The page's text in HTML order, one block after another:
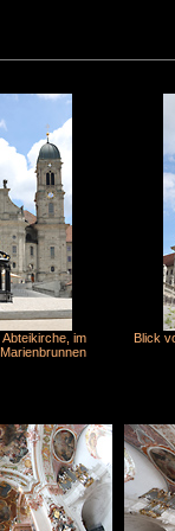
im
Blick